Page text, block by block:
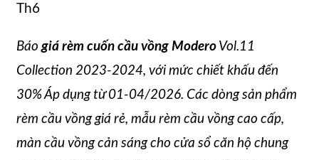
Th6
Báogiá rèm cuốn cầu vồng Modero Vol.11
Collection 2023-2024, với mức chiết khấu đến
30% Áp dụng từ 01-04/2026. Các dòng sản phẩm
rèm cầu vồng giá rẻ, mẫu rèm cầu vồng cao cấp,
màn cầu vồng cản sáng cho cửa sổ căn hộ chung